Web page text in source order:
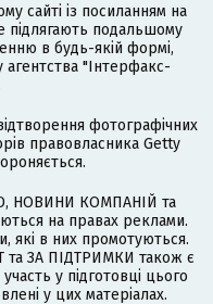
сайті із посиланням на
підлягають подальшому
в будь-якій формі,
"Інтерфакс-
фотографічних
правовласника Getty
НОВИНИ КОМПАНІЙ та
на правах реклами.
які в них промотуються.
ЗА ПІДТРИМКИ також є
у підготовці цього
у цих матеріалах.